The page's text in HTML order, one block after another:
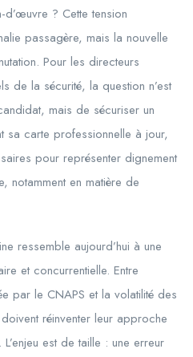
? Cette tension
passagère, mais la nouvelle
Pour les directeurs
de la sécurité, la question n’est
mais de sécuriser un
sa carte professionnelle à jour,
pour représenter dignement
notamment en matière de
ressemble aujourd’hui à une
et concurrentielle. Entre
par le CNAPS et la volatilité des
réinventer leur approche
est de taille : une erreur